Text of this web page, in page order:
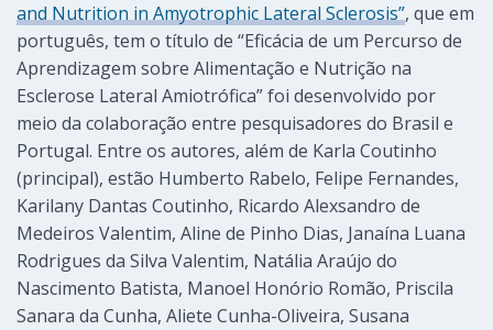
and Nutrition in Amyotrophic Lateral Sclerosis”, que em
português, tem o título de “Eficácia de um Percurso de
Aprendizagem sobre Alimentação e Nutrição na
Esclerose Lateral Amiotrófica” foi desenvolvido por
meio da colaboração entre pesquisadores do Brasil e
Portugal. Entre os autores, além de Karla Coutinho
(principal), estão Humberto Rabelo, Felipe Fernandes,
Karilany Dantas Coutinho, Ricardo Alexsandro de
Medeiros Valentim, Aline de Pinho Dias, Janaína Luana
Rodrigues da Silva Valentim, Natália Araújo do
Nascimento Batista, Manoel Honório Romão, Priscila
Sanara da Cunha, Aliete Cunha-Oliveira, Susana